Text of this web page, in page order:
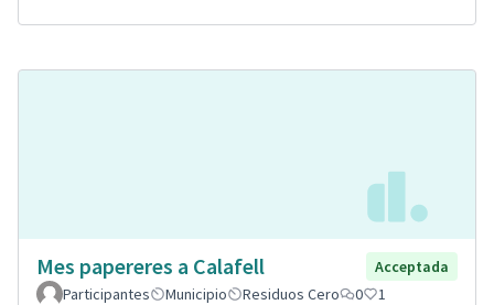
Mes papereres a Calafell
Acceptada
Participantes
Municipio Residuos Cero 0 1